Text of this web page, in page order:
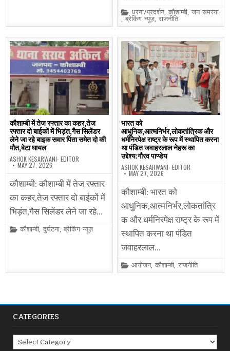
Posted
in
धरना/प्रदर्शन,कौशाम्बी,जन समस्या
,ब्रेकिंग न्यूज़,राजनीति
कौशाम्बी में तेज रफ्तार का कहर,तेज
रफ्तार दो बाईकों में भिड़ंत,गैस सिलेंडर
लेने जा रहे बाइक सवार पिता समेत दो की
मौत,बेटा घायल
ASHOK KESARWANI- EDITOR
MAY 27, 2026
कौशाम्बी: कौशाम्बी में तेज रफ्तार
का कहर,तेज रफ्तार दो बाईकों में
भिड़ंत,गैस सिलेंडर लेने जा रहे…
Posted
कौशाम्बी,दुर्घटना,ब्रेकिंग न्यूज़
भारत को
आधुनिक,आत्मनिर्भर,लोकतांत्रिक और
धर्मनिरपेक्ष राष्ट्र के रूप में स्थापित करना
था पंडित जवाहरलाल नेहरू का
उद्देश्य:गौरव पाण्डेय
ASHOK KESARWANI- EDITOR
MAY 27, 2026
कौशाम्बी: भारत को
आधुनिक,आत्मनिर्भर,लोकतांत्रि
क और धर्मनिरपेक्ष राष्ट्र के रूप में
स्थापित करना था पंडित
जवाहरलाल…
Posted
in
आयोजन,कौशाम्बी,राजनीति
CATEGORIES
Categories